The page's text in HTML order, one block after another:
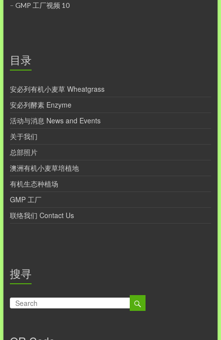
– GMP 工厂视频 10
目录
安必列有机小麦草 Wheatgrass
安必列酵素 Enzyme
活动与消息 News and Events
关于我们
总部照片
澳洲有机小麦草培植地
有机生态种植场
GMP 工厂
联络我们 Contact Us
搜寻